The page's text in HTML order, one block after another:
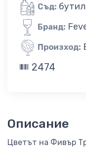
Съд:
Бранд:
Произход:
2474
Описание
Цветът на Фивър